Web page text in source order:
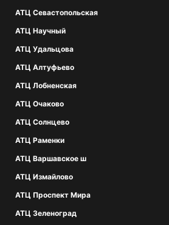
АТЦ Севастопольская
АТЦ Научный
АТЦ Удальцова
АТЦ Алтуфьево
АТЦ Лобненская
АТЦ Очаково
АТЦ Солнцево
АТЦ Раменки
АТЦ Варшавское ш
АТЦ Измайлово
АТЦ Проспект Мира
АТЦ Зеленоград